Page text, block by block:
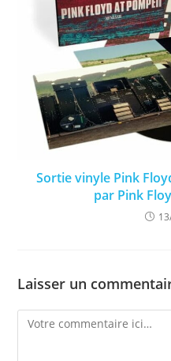
Sortie vinyle Pink
par Pink
Laisser un
Comment